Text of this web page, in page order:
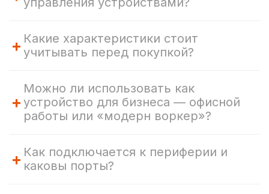
Какие характеристики стоит
учитывать перед покупкой?
+
Можно ли использовать как
устройство для бизнеса — офисной
работы или «модерн воркер»?
+
Как подключается к периферии и
каковы порты?
+